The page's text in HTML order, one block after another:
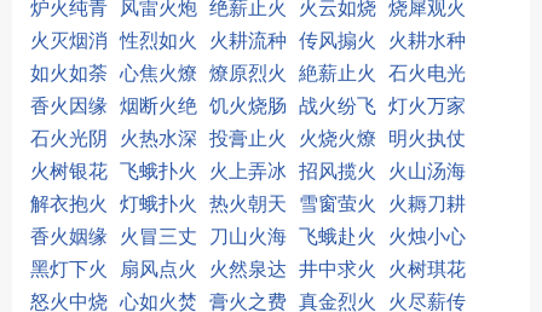
炉火纯青
风雷火炮 绝薪止火 火云如烧 烧犀观火
火灭烟消
性烈如火 火耕流种 传风搧火
火耕水种
如火如荼
心焦火燎 燎原烈火 絶薪止火
石火电光
香火因缘 烟断火绝 饥火烧肠 战火纷飞 灯火万家
石火光阴
火热水深 投膏止火 火烧火燎
明火执仗
火树银花 飞蛾扑火 火上弄冰 招风揽火
火山汤海
解衣抱火
灯蛾扑火 热火朝天 雪窗萤火
火耨刀耕
香火姻缘
火冒三丈 刀山火海 飞蛾赴火
火烛小心
黑灯下火
扇风点火 火然泉达 井中求火
火树琪花
怒火中烧 心如火焚 膏火之费 真金烈火
火尽薪传